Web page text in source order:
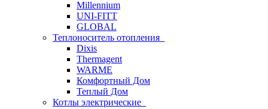
Millennium
UNI-FITT
GLOBAL
Теплоноситель отопления
Dixis
Thermagent
WARME
Комфортный Дом
Теплый Дом
Котлы электрические